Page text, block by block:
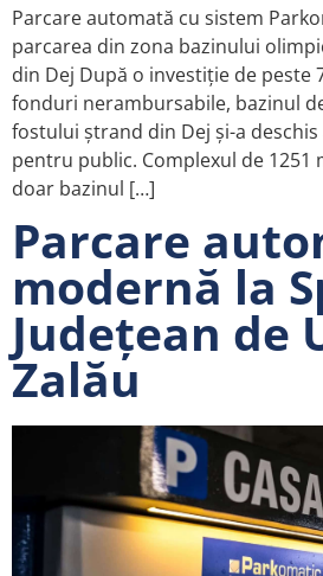
Parcare automată cu sistem
parcarea din zona bazinului
din Dej După o investiție de peste
fonduri nerambursabile, bazinul
fostului ștrand din Dej și-a
pentru public. Complexul de 1251
doar bazinul […]
Parcare
modernă la
Județean de
Zalău